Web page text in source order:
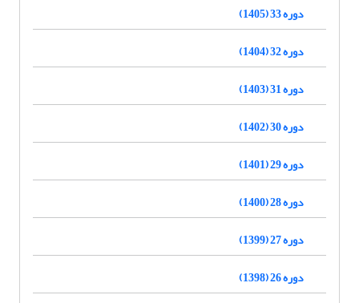
دوره 33 (1405)
دوره 32 (1404)
دوره 31 (1403)
دوره 30 (1402)
دوره 29 (1401)
دوره 28 (1400)
دوره 27 (1399)
دوره 26 (1398)